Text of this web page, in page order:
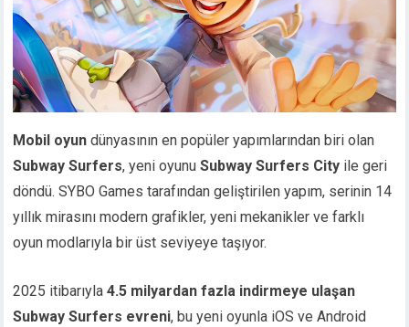
Mobil oyun dünyasının en popüler yapımlarından biri olan
Subway Surfers, yeni oyunuSubway Surfers City ile geri
döndü. SYBO Games tarafından geliştirilen yapım, serinin 14
yıllık mirasını modern grafikler, yeni mekanikler ve farklı
oyun modlarıyla bir üst seviyeye taşıyor.
2025 itibarıyla4.5 milyardan fazla indirmeye ulaşan
Subway Surfers evreni, bu yeni oyunla iOS ve Android